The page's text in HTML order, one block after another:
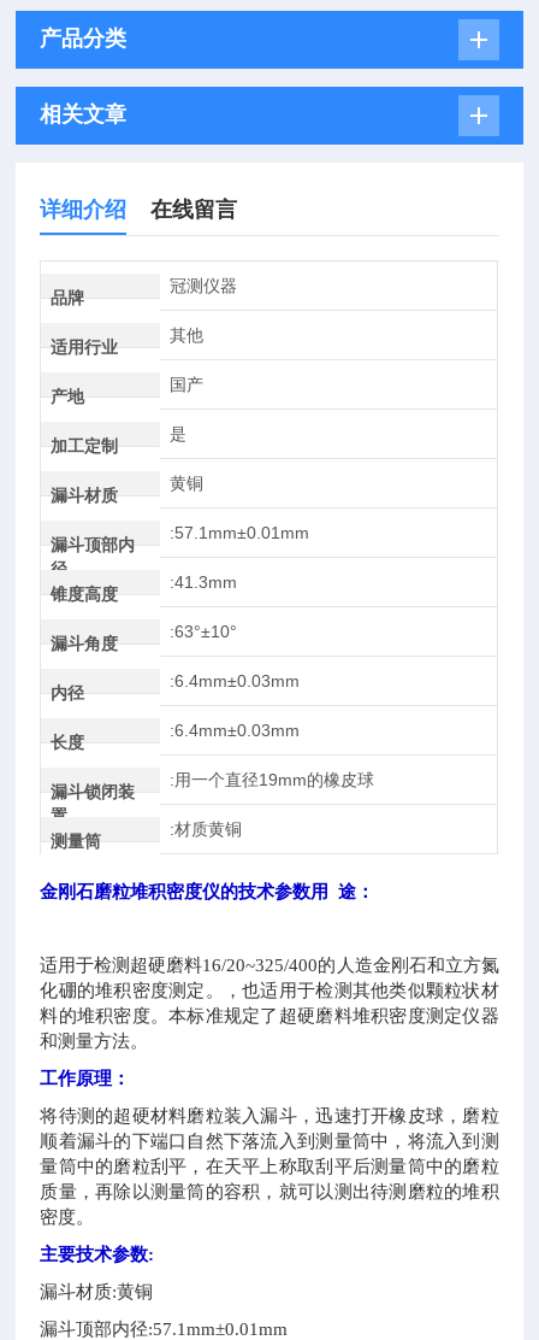
产品分类
相关文章
详细介绍 在线留言
品牌
冠测仪器
适用行业
其他
产地
国产
加工定制
是
漏斗材质
黄铜
漏斗顶部内
径
:57.1mm±0.01mm
锥度高度
:41.3mm
漏斗角度
:63°±10°
内径
:6.4mm±0.03mm
长度
:6.4mm±0.03mm
漏斗锁闭装
置
:用一个直径19mm的橡皮球
测量筒
:材质黄铜
金刚石磨粒堆积密度仪的技术参数用 途：
适用于检测超硬磨料16/20~325/400的人造金刚石和立方氮
化硼的堆积密度测定。，也适用于检测其他类似颗粒状材
料的堆积密度。本标准规定了超硬磨料堆积密度测定仪器
和测量方法。
工作原理：
将待测的超硬材料磨粒装入漏斗，迅速打开橡皮球，磨粒
顺着漏斗的下端口自然下落流入到测量筒中，将流入到测
量筒中的磨粒刮平，在天平上称取刮平后测量筒中的磨粒
质量，再除以测量筒的容积，就可以测出待测磨粒的堆积
密度。
主要技术参数:
漏斗材质:黄铜
漏斗顶部内径:57.1mm±0.01mm